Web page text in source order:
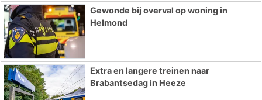
Gewonde bij overval op woning in
Helmond
Extra en langere treinen naar
Brabantsedag in Heeze